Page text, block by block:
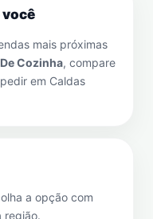
você
mais próximas
Cozinha, compare
em Caldas
a opção com
região.